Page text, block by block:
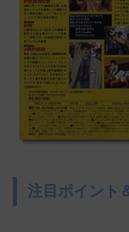
注目ポイント